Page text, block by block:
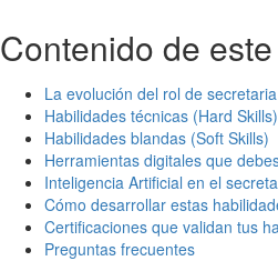
Contenido de
La evolución del rol de secretaria
Habilidades técnicas (Hard Skills)
Habilidades blandas (Soft Skills)
Herramientas digitales que
Inteligencia Artificial en el
Cómo desarrollar estas
Certificaciones que validan tus
Preguntas frecuentes